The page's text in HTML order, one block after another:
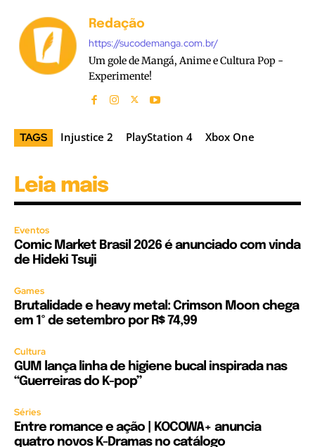
Redação
https://sucodemanga.com.br/
Um gole de Mangá, Anime e Cultura Pop -
Experimente!
TAGS Injustice 2 PlayStation 4 Xbox One
Leia mais
Eventos
Comic Market Brasil 2026 é anunciado com vinda
de Hideki Tsuji
Games
Brutalidade e heavy metal: Crimson Moon chega
em 1º de setembro por R$ 74,99
Cultura
GUM lança linha de higiene bucal inspirada nas
“Guerreiras do K-pop”
Séries
Entre romance e ação | KOCOWA+ anuncia
quatro novos K-Dramas no catálogo